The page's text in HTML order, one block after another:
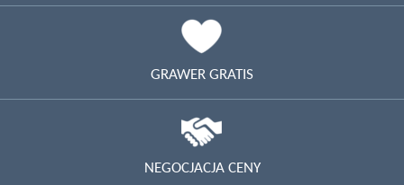
GRAWER GRATIS
NEGOCJACJA CENY